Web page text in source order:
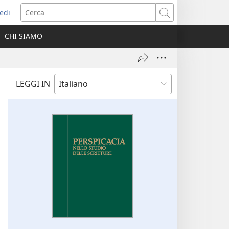
Cerca
CHI SIAMO
LEGGI IN